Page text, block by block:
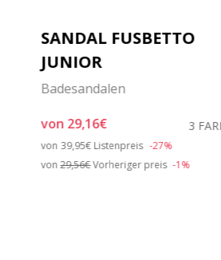
SANDAL FUSBETTO
JUNIOR
Badesandalen
von 29,16€ 3
von Price reduced from
39,95€ to
Listenpreis -27%
von29,56€Vorheriger preis -1%